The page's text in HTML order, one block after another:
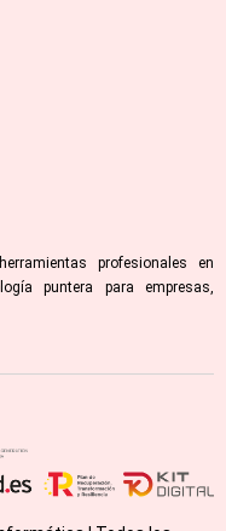
profesionales en
puntera para empresas,